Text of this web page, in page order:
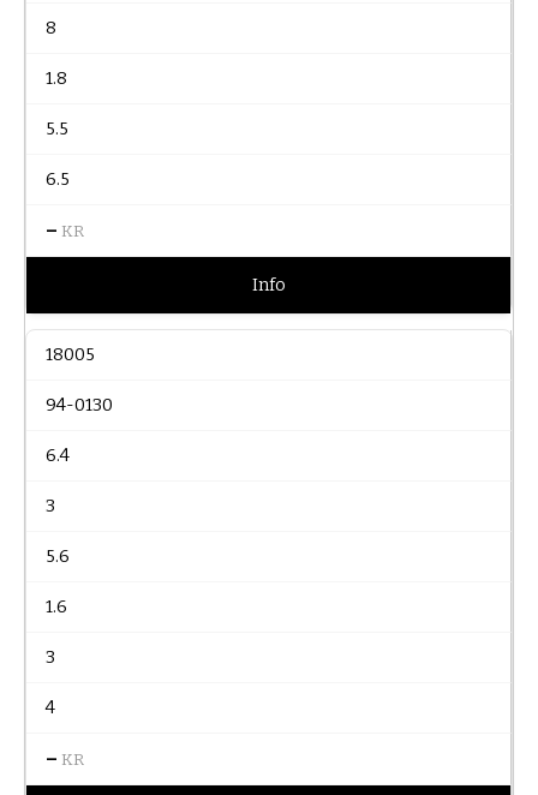
8
1.8
5.5
6.5
– KR
Info
18005
94-0130
6.4
3
5.6
1.6
3
4
– KR